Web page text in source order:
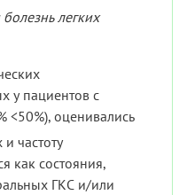
легких
у пациентов с
<50%), оценивались
частоту
как состояния,
ГКС и/или